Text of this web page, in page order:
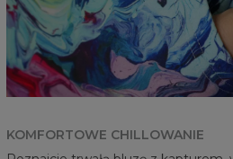
KOMFORTOWE CHILLOWANIE